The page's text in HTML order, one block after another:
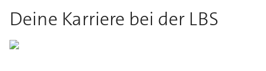
Deine Karriere bei der LBS